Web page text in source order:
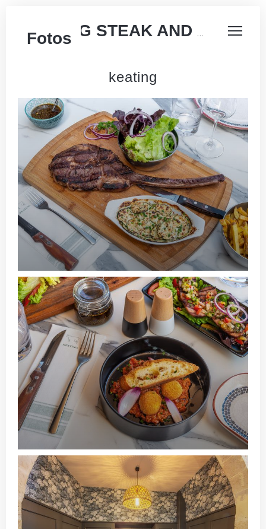
KEATING STEAK AND WINE HOUSE
Fotos
keating